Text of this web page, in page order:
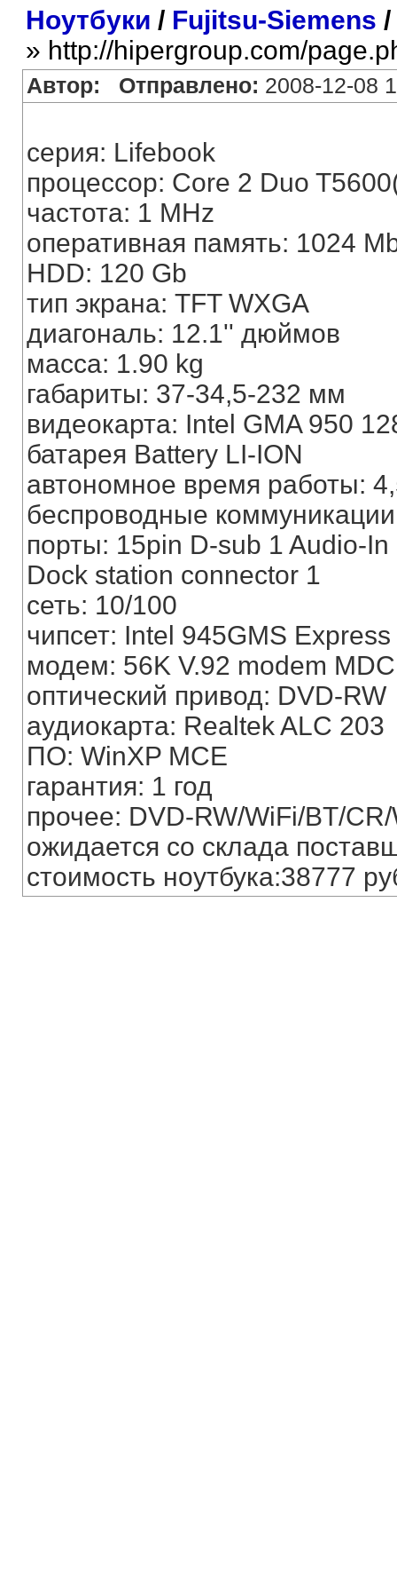
Ноутбуки / Fujitsu-Siemens /
» http://hipergroup.com/
Автор: Отправлено: 2008-12-08
серия: Lifebook
процессор: Core 2 Duo
частота: 1 MHz
оперативная память: 1024
HDD: 120 Gb
тип экрана: TFT WXGA
диагональ: 12.1'' дюймов
масса: 1.90 kg
габариты: 37-34,5-232 мм
видеокарта: Intel GMA 950
батарея Battery LI-ION
автономное время работы:
беспроводные
порты: 15pin D-sub 1 Audio-
Dock station connector 1
сеть: 10/100
чипсет: Intel 945GMS Express
модем: 56K V.92 modem
оптический привод: DVD-RW
аудиокарта: Realtek ALC 203
ПО: WinXP MCE
гарантия: 1 год
прочее: DVD-RW/WiFi/BT/
ожидается со склада
стоимость ноутбука:38777